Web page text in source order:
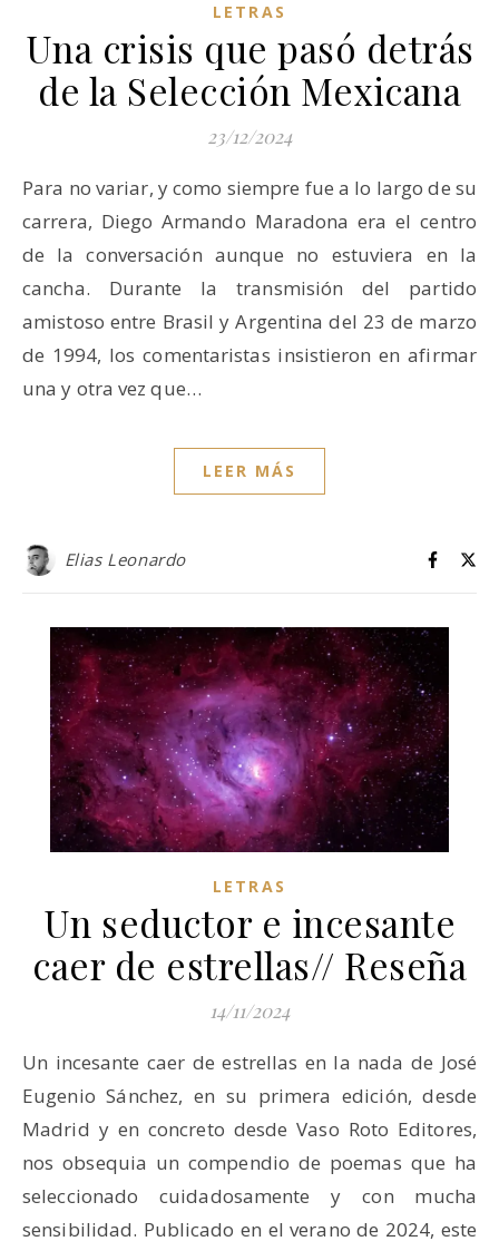
LETRAS
Una crisis que pasó detrás
de la Selección Mexicana
23/12/2024
Para no variar, y como siempre fue a lo largo de su
carrera, Diego Armando Maradona era el centro
de la conversación aunque no estuviera en la
cancha. Durante la transmisión del partido
amistoso entre Brasil y Argentina del 23 de marzo
de 1994, los comentaristas insistieron en afirmar
una y otra vez que…
LEER MÁS
Elias Leonardo
LETRAS
Un seductor e incesante
caer de estrellas// Reseña
14/11/2024
Un incesante caer de estrellas en la nada de José
Eugenio Sánchez, en su primera edición, desde
Madrid y en concreto desde Vaso Roto Editores,
nos obsequia un compendio de poemas que ha
seleccionado cuidadosamente y con mucha
sensibilidad. Publicado en el verano de 2024, este